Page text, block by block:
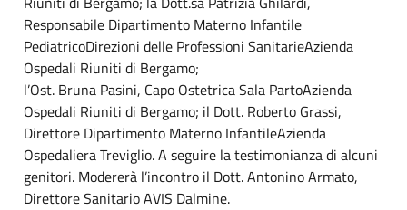
Responsabile Dipartimento Materno Infantile
PediatricoDirezioni delle Professioni SanitarieAzienda
Ospedali Riuniti di Bergamo;
l’Ost. Bruna Pasini, Capo Ostetrica Sala PartoAzienda
Ospedali Riuniti di Bergamo; il Dott. Roberto Grassi,
Direttore Dipartimento Materno InfantileAzienda
Ospedaliera Treviglio. A seguire la testimonianza di alcuni
genitori. Modererà l’incontro il Dott. Antonino Armato,
Direttore Sanitario AVIS Dalmine.